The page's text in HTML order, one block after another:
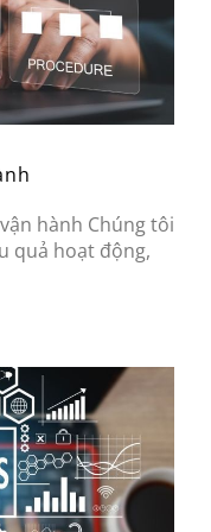
hành Chúng tôi
quả hoạt động,